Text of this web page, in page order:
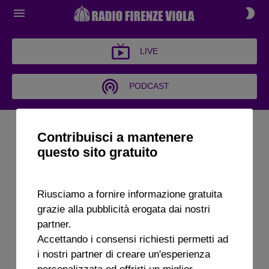
LIVE
PODCAST
CONDUTTORI
Contribuisci a mantenere
questo sito gratuito
Riusciamo a fornire informazione gratuita
grazie alla pubblicità erogata dai nostri
partner.
Accettando i consensi richiesti permetti ad
i nostri partner di creare un'esperienza